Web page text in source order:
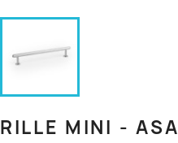
RILLE MINI - ASA